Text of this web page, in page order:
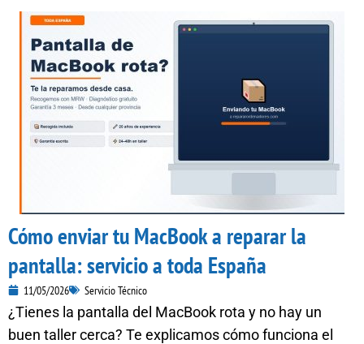
Cómo enviar tu MacBook a reparar la
pantalla: servicio a toda España
11/05/2026 Servicio Técnico
¿Tienes la pantalla del MacBook rota y no hay un
buen taller cerca? Te explicamos cómo funciona el